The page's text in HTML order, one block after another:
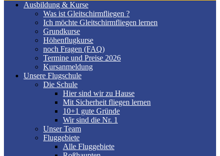
Ausbildung & Kurse
Was ist Gleitschirmfliegen ?
Ich möchte Gleitschirmfliegen lernen
Grundkurse
Höhenflugkurse
noch Fragen (FAQ)
Termine und Preise 2026
Kursanmeldung
Unsere Flugschule
Die Schule
Hier sind wir zu Hause
Mit Sicherheit fliegen lernen
10+1 gute Gründe
Wir sind die Nr. 1
Unser Team
Fluggebiete
Alle Fluggebiete